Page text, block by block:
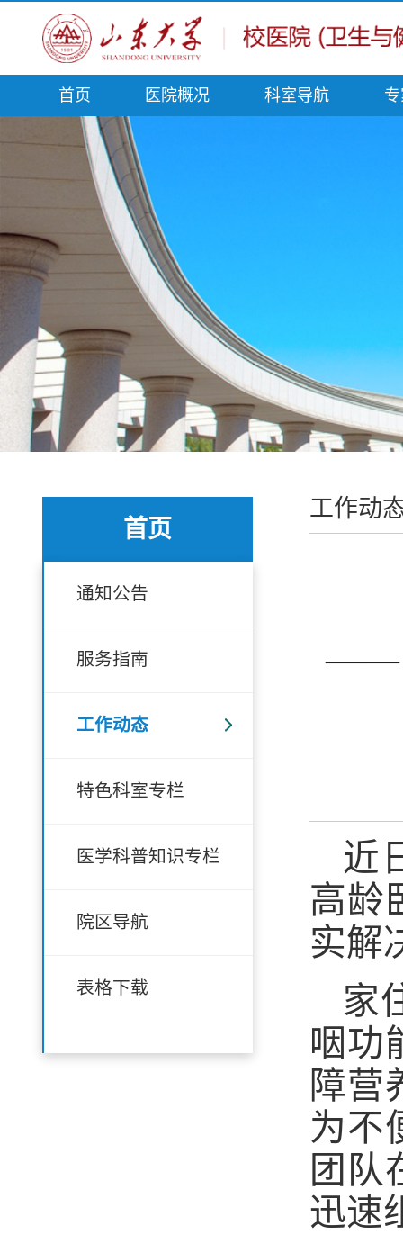
首页 医院概况 科室导航
首页
通知公告
服务指南
工作动态
特色科室专栏
医学科普知识专栏
院区导航
表格下载
工作动
——
近
高龄
实解
家
咽功
障营
为不
团队
迅速